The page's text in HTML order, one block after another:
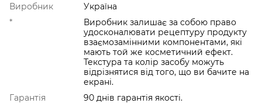
Виробник
Україна
*
Виробник залишає за собою право
удосконалювати рецептуру продукту
взаємозамінними компонентами, які
мають той же косметичний ефект.
Текстура та колір засобу можуть
відрізнятися від того, що ви бачите на
екрані.
Гарантія
90 днів гарантія якості.